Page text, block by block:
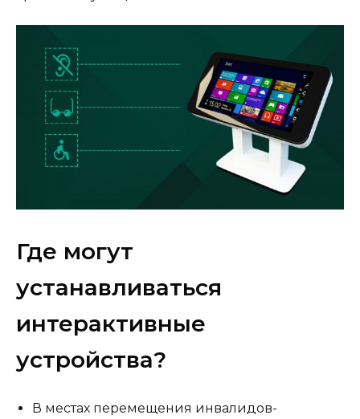
Где могут
устанавливаться
интерактивные
устройства?
В местах перемещения инвалидов-